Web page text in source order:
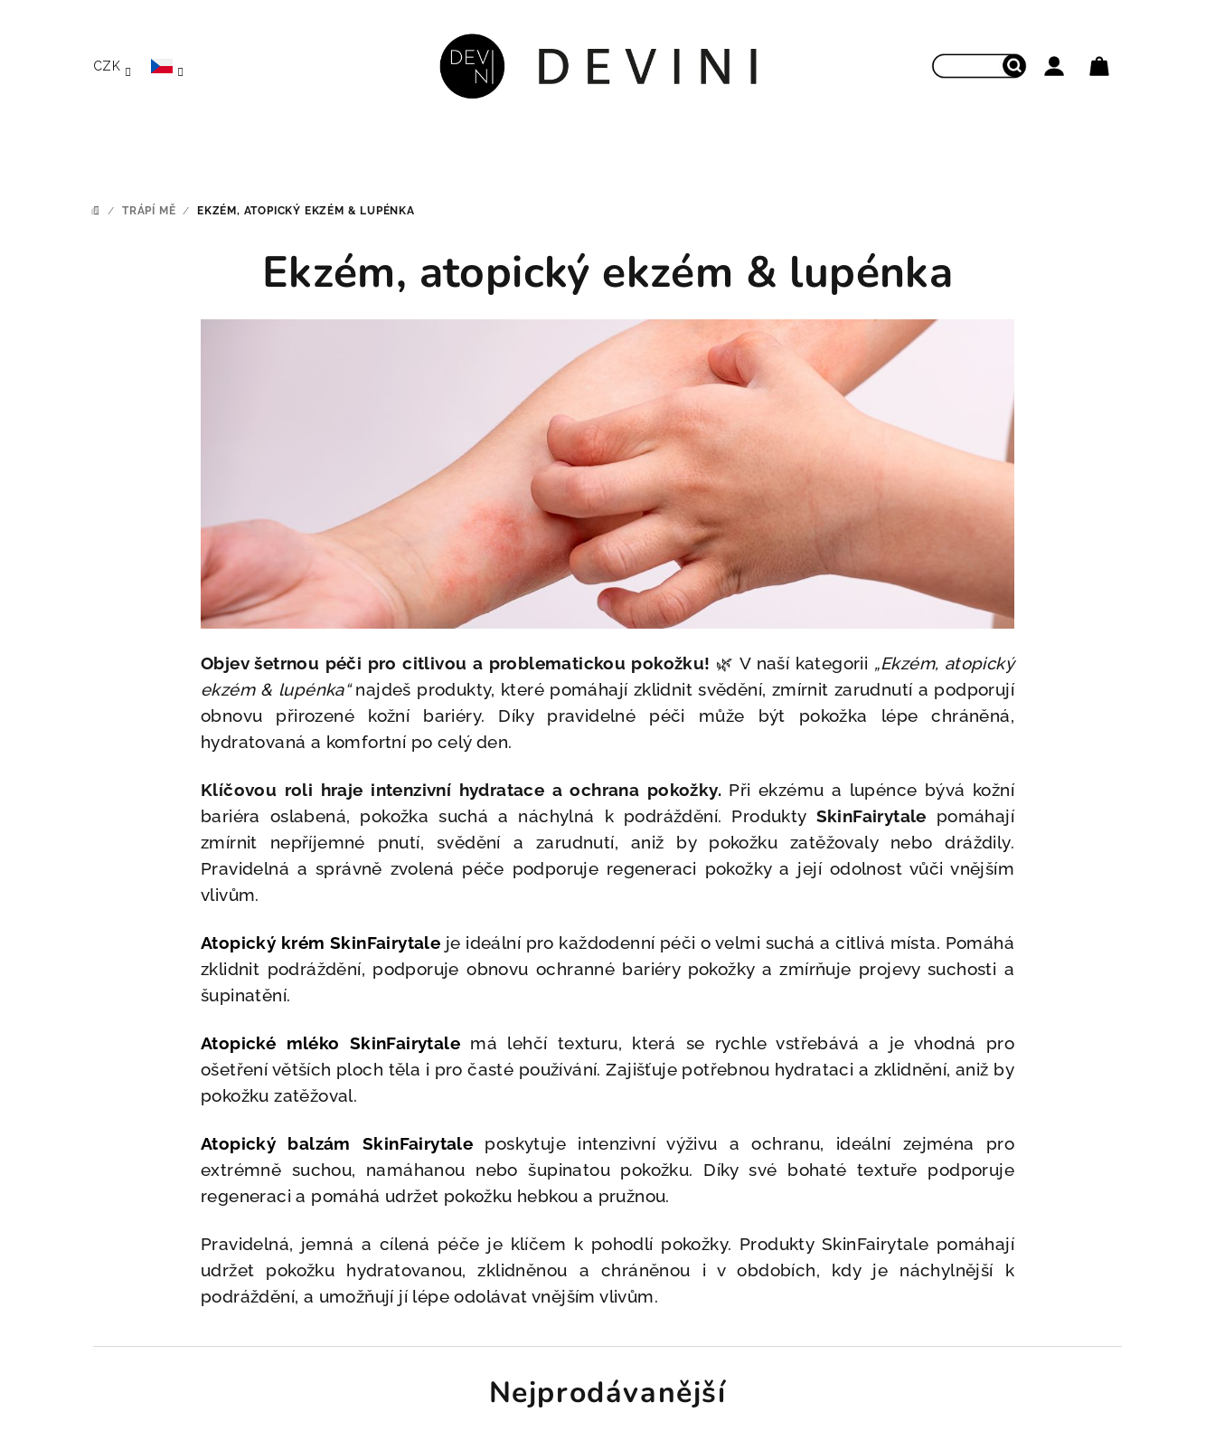
CZK
DOMŮ
/ TRÁPÍ MĚ / EKZÉM, ATOPICKÝ EKZÉM & LUPÉNKA
Ekzém, atopický ekzém & lupénka
Objev šetrnou péči pro citlivou a problematickou pokožku! 🌿 V naší kategorii „Ekzém, atopický
ekzém & lupénka“najdeš produkty, které pomáhají zklidnit svědění, zmírnit zarudnutí a podporují
obnovu přirozené kožní bariéry. Díky pravidelné péči může být pokožka lépe chráněná,
hydratovaná a komfortní po celý den.
Klíčovou roli hraje intenzivní hydratace a ochrana pokožky.Při ekzému a lupénce bývá kožní
bariéra oslabená, pokožka suchá a náchylná k podráždění. Produkty SkinFairytale pomáhají
zmírnit nepříjemné pnutí, svědění a zarudnutí, aniž by pokožku zatěžovaly nebo dráždily.
Pravidelná a správně zvolená péče podporuje regeneraci pokožky a její odolnost vůči vnějším
vlivům.
Atopický krém SkinFairytale je ideální pro každodenní péči o velmi suchá a citlivá místa. Pomáhá
zklidnit podráždění, podporuje obnovu ochranné bariéry pokožky a zmírňuje projevy suchosti a
šupinatění.
Atopické mléko SkinFairytale má lehčí texturu, která se rychle vstřebává a je vhodná pro
ošetření větších ploch těla i pro časté používání. Zajišťuje potřebnou hydrataci a zklidnění, aniž by
pokožku zatěžoval.
Atopický balzám SkinFairytale poskytuje intenzivní výživu a ochranu, ideální zejména pro
extrémně suchou, namáhanou nebo šupinatou pokožku. Díky své bohaté textuře podporuje
regeneraci a pomáhá udržet pokožku hebkou a pružnou.
Pravidelná, jemná a cílená péče je klíčem k pohodlí pokožky. Produkty SkinFairytale pomáhají
udržet pokožku hydratovanou, zklidněnou a chráněnou i v obdobích, kdy je náchylnější k
podráždění, a umožňují jí lépe odolávat vnějším vlivům.
Nejprodávanější